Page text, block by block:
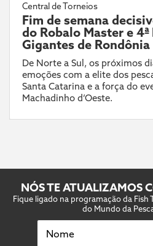
Central de Torneios
Fim de semana
do Robalo Master e 4ª
Gigantes de Rondônia
De Norte a Sul, os próximos
emoções com a elite dos
Santa Catarina e a força do
Machadinho d’Oeste.
NÓS TE ATUALIZAMOS
Fique ligado na programação da Fish
do Mundo da
Nome